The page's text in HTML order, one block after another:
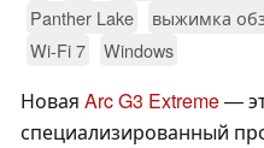
Panther Lake
выжимка
Wi-Fi 7
Windows
Новая Arc G3 Extreme—
специализированный